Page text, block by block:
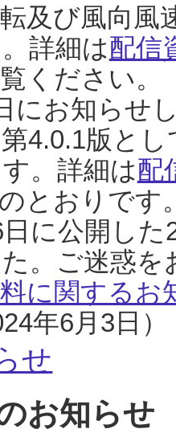
及び風向風
詳細は配信
ください。
にお知らせ
4.0.1版と
。詳細は配
のとおりです
に公開し
。ご迷惑
に関するお
年6月3日）
せ
お知らせ